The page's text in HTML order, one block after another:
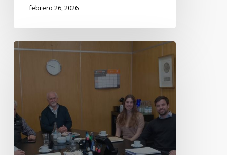
febrero 26, 2026
Encuentro
trabajo
cooperación
con
el
Colegio
de